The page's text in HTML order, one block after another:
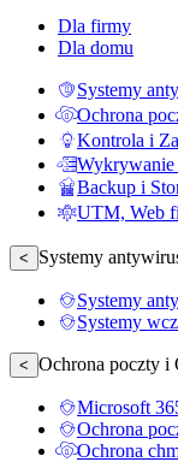
Dla firmy
Dla domu
Systemy
Ochrona
Kontrola i
Wykrywanie
Backup i
UTM, Web
< Systemy
Systemy
Systemy
< Ochrona poczty i
Microsoft
Ochrona
Ochrona